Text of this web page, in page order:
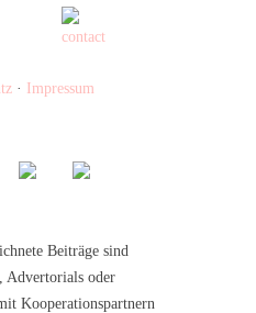
· Impressum
Beiträge sind
oder
Kooperationspartnern